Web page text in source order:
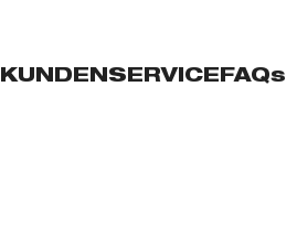
KUNDENSERVICEFAQs